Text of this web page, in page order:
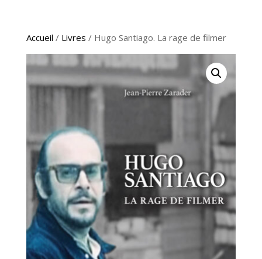
Accueil / Livres / Hugo Santiago. La rage de filmer